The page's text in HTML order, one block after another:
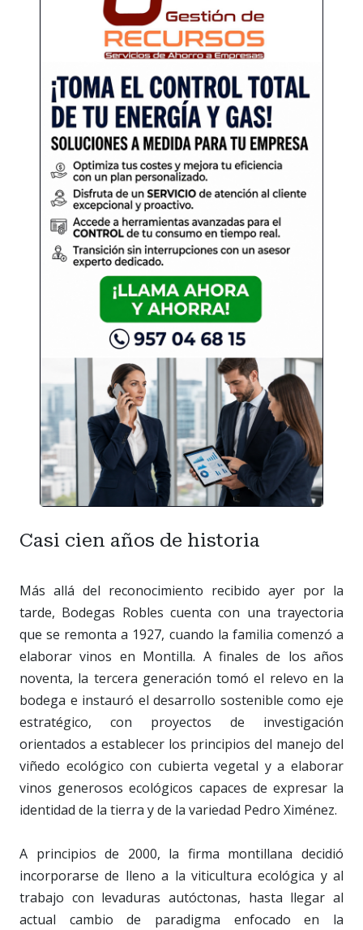
Casi cien años de historia
Más allá del reconocimiento recibido ayer por la
tarde, Bodegas Robles cuenta con una trayectoria
que se remonta a 1927, cuando la familia comenzó a
elaborar vinos en Montilla. A finales de los años
noventa, la tercera generación tomó el relevo en la
bodega e instauró el desarrollo sostenible como eje
estratégico, con proyectos de investigación
orientados a establecer los principios del manejo del
viñedo ecológico con cubierta vegetal y a elaborar
vinos generosos ecológicos capaces de expresar la
identidad de la tierra y de la variedad Pedro Ximénez.
A principios de 2000, la firma montillana decidió
incorporarse de lleno a la viticultura ecológica y al
trabajo con levaduras autóctonas, hasta llegar al
actual cambio de paradigma enfocado en la